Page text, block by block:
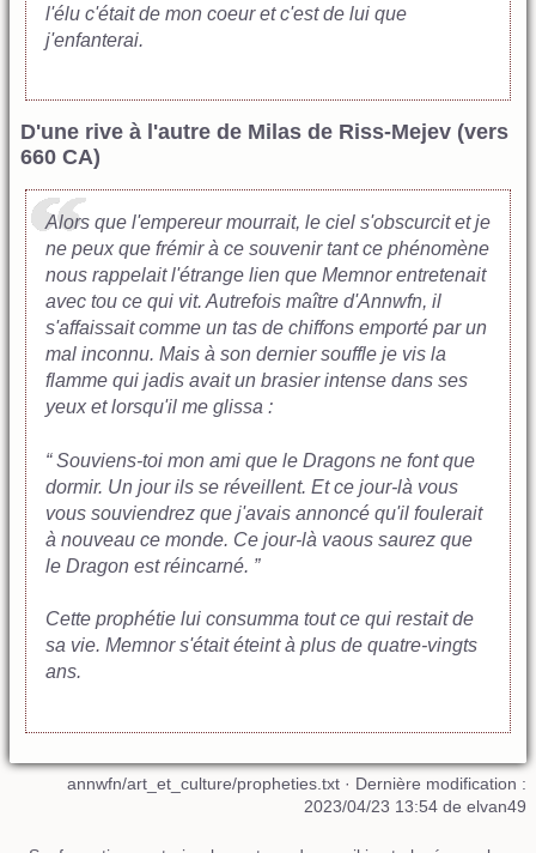
l'élu c'était de mon coeur et c'est de lui que
j'enfanterai.
D'une rive à l'autre de Milas de Riss-Mejev (vers
660 CA)
Alors que l'empereur mourrait, le ciel s'obscurcit et je
ne peux que frémir à ce souvenir tant ce phénomène
nous rappelait l'étrange lien que Memnor entretenait
avec tou ce qui vit. Autrefois maître d'Annwfn, il
s'affaissait comme un tas de chiffons emporté par un
mal inconnu. Mais à son dernier souffle je vis la
flamme qui jadis avait un brasier intense dans ses
yeux et lorsqu'il me glissa :
“ Souviens-toi mon ami que le Dragons ne font que
dormir. Un jour ils se réveillent. Et ce jour-là vous
vous souviendrez que j'avais annoncé qu'il foulerait
à nouveau ce monde. Ce jour-là vaous saurez que
le Dragon est réincarné. ”
Cette prophétie lui consumma tout ce qui restait de
sa vie. Memnor s'était éteint à plus de quatre-vingts
ans.
annwfn/art_et_culture/propheties.txt · Dernière modification :
2023/04/23 13:54 de elvan49